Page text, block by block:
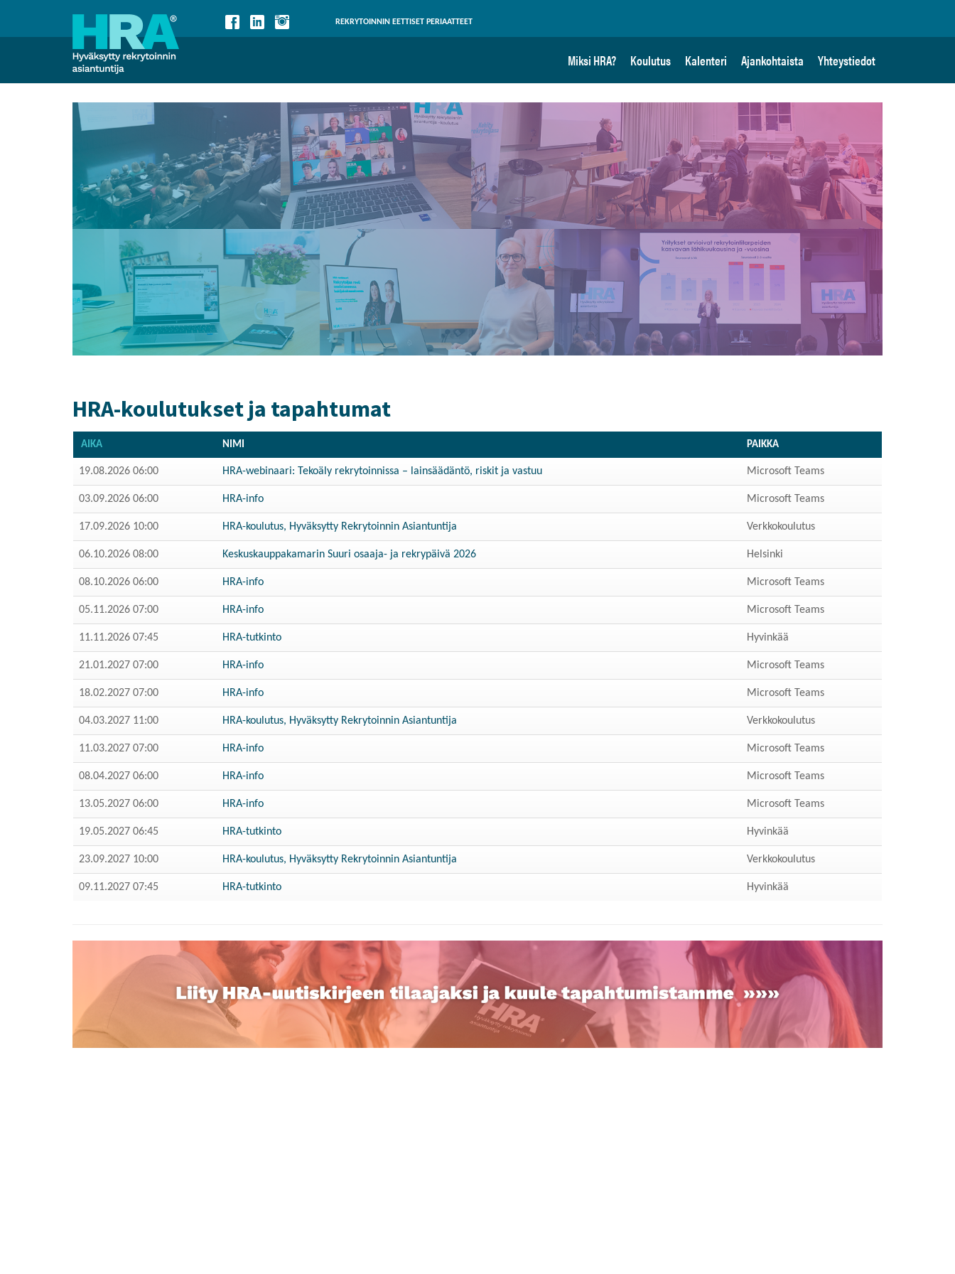
REKRYTOINNIN EETTISET PERIAATTEET
Miksi HRA? Koulutus Kalenteri Ajankohtaista Yhteystiedot
HRA-koulutukset ja tapahtumat
AIKA NIMI PAIKKA
19.08.2026 06:00 HRA-webinaari: Tekoäly rekrytoinnissa – lainsäädäntö, riskit ja vastuu Microsoft Teams
03.09.2026 06:00 HRA-info Microsoft Teams
17.09.2026 10:00 HRA-koulutus, Hyväksytty Rekrytoinnin Asiantuntija Verkkokoulutus
06.10.2026 08:00 Keskuskauppakamarin Suuri osaaja- ja rekrypäivä 2026 Helsinki
08.10.2026 06:00 HRA-info Microsoft Teams
05.11.2026 07:00 HRA-info Microsoft Teams
11.11.2026 07:45 HRA-tutkinto Hyvinkää
21.01.2027 07:00 HRA-info Microsoft Teams
18.02.2027 07:00 HRA-info Microsoft Teams
04.03.2027 11:00 HRA-koulutus, Hyväksytty Rekrytoinnin Asiantuntija Verkkokoulutus
11.03.2027 07:00 HRA-info Microsoft Teams
08.04.2027 06:00 HRA-info Microsoft Teams
13.05.2027 06:00 HRA-info Microsoft Teams
19.05.2027 06:45 HRA-tutkinto Hyvinkää
23.09.2027 10:00 HRA-koulutus, Hyväksytty Rekrytoinnin Asiantuntija Verkkokoulutus
09.11.2027 07:45 HRA-tutkinto Hyvinkää